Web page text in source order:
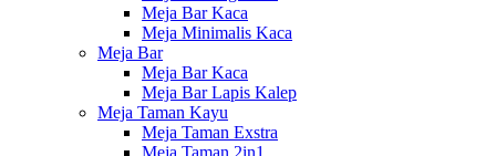
Meja Bar Kaca
Meja Minimalis Kaca
Meja Bar
Meja Bar Kaca
Meja Bar Lapis Kalep
Meja Taman Kayu
Meja Taman Exstra
Meja Taman 2in1